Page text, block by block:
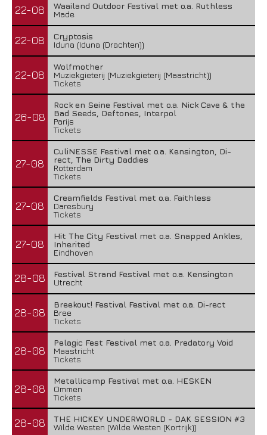
22-08
Waailand Outdoor Festival met o.a. Ruthless
Made
22-08
Cryptosis
Iduna (Iduna (Drachten))
22-08
Wolfmother
Muziekgieterij (Muziekgieterij (Maastricht))
Tickets
26-08
Rock en Seine Festival met o.a. Nick Cave & the
Bad Seeds, Deftones, Interpol
Parijs
Tickets
27-08
CuliNESSE Festival met o.a. Kensington, Di-
rect, The Dirty Daddies
Rotterdam
Tickets
27-08
Creamfields Festival met o.a. Faithless
Daresbury
Tickets
27-08
Hit The City Festival met o.a. Snapped Ankles,
Inherited
Eindhoven
28-08
Festival Strand Festival met o.a. Kensington
Utrecht
28-08
Breekout! Festival Festival met o.a. Di-rect
Bree
Tickets
28-08
Pelagic Fest Festival met o.a. Predatory Void
Maastricht
Tickets
28-08
Metallicamp Festival met o.a. HESKEN
Ommen
Tickets
28-08
THE HICKEY UNDERWORLD - DAK SESSION #3
Wilde Westen (Wilde Westen (Kortrijk))